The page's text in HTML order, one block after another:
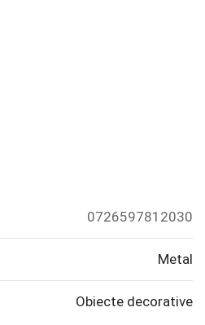
0726597812030
Metal
Obiecte decorative